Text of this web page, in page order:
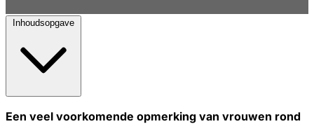
Inhoudsopgave
Een veel voorkomende opmerking van vrouwen rond